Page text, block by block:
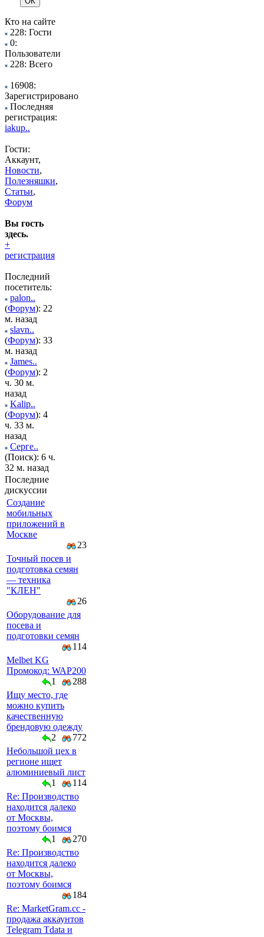
Кто на сайте
228: Гости
0:
Пользователи
228: Всего
16908:
Зарегистрировано
Последняя
регистрация:
iakup..
Гости:
Аккаунт,
Новости,
Полезняшки,
Статьи,
Форум
Вы гость
здесь.
+
регистрация
Последний
посетитель:
palon..
(Форум): 22
м. назад
slavn..
(Форум): 33
м. назад
James..
(Форум): 2
ч. 30 м.
назад
Kalip..
(Форум): 4
ч. 33 м.
назад
Серге..
(Поиск): 6 ч.
32 м. назад
Последние
дискуссии
Создание
мобильных
приложений в
Москве
23
Точный посев и
подготовка семян
— техника
"КЛЕН"
26
Оборудование для
посева и
подготовки семян
114
Melbet KG
Промокод: WAP200
1
288
Ищу место, где
можно купить
качественную
брендовую одежду
2
772
Небольшой цех в
регионе ищет
алюминиевый лист
1
114
Re: Производство
находится далеко
от Москвы,
поэтому боимся
1
270
Re: Производство
находится далеко
от Москвы,
поэтому боимся
184
Re: MarketGram.cc -
продажа аккаунтов
Telegram Tdata и